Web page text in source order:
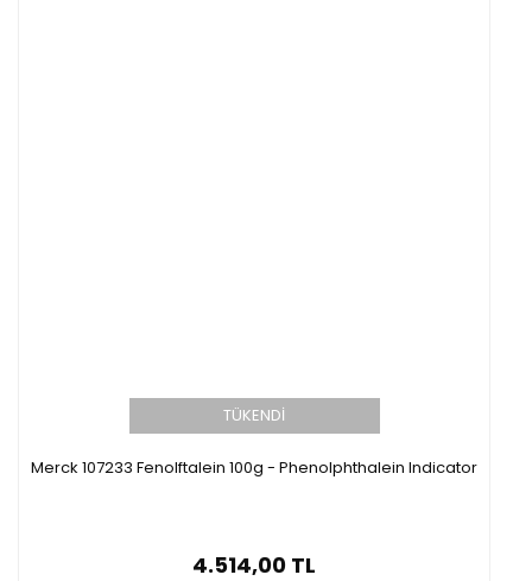
TÜKENDİ
Merck 107233 Fenolftalein 100g - Phenolphthalein Indicator
4.514,00 TL